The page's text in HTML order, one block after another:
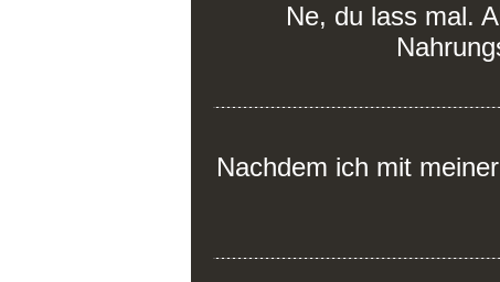
Ne, du lass mal.
Nachdem ich mit